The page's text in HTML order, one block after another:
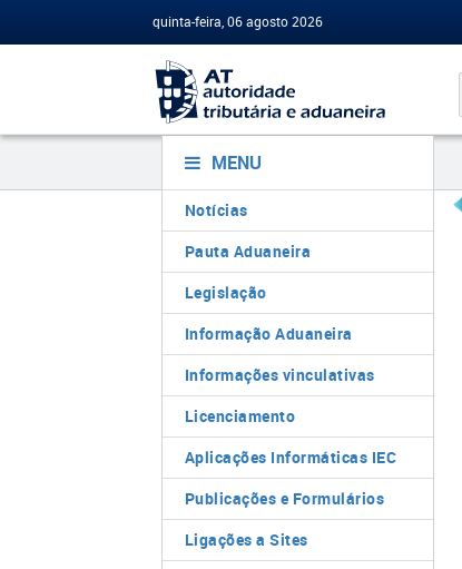
quinta-feira, 06 agosto 2026
MENU
Notícias
Pauta Aduaneira
Legislação
Informação Aduaneira
Informações vinculativas
Licenciamento
Aplicações Informáticas IEC
Publicações e Formulários
Ligações a Sites